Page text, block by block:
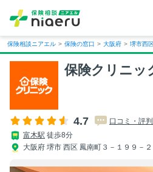
保険相談ニアエル > 保険の窓口 > 大阪府 > 堺市西
保険クリニ
4.7
口コミ・評
富木駅 徒歩8分
大阪府 堺市 西区 鳳南町３－１９９－２